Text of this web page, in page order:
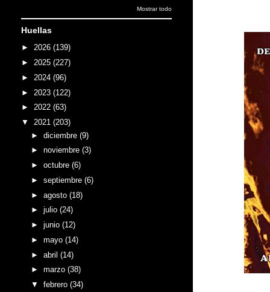
Mostrar todo
Huellas
► 2026 (139)
► 2025 (227)
► 2024 (96)
► 2023 (122)
► 2022 (63)
▼ 2021 (203)
► diciembre (9)
► noviembre (3)
► octubre (6)
► septiembre (6)
► agosto (18)
► julio (24)
► junio (12)
► mayo (14)
► abril (14)
► marzo (38)
▼ febrero (34)